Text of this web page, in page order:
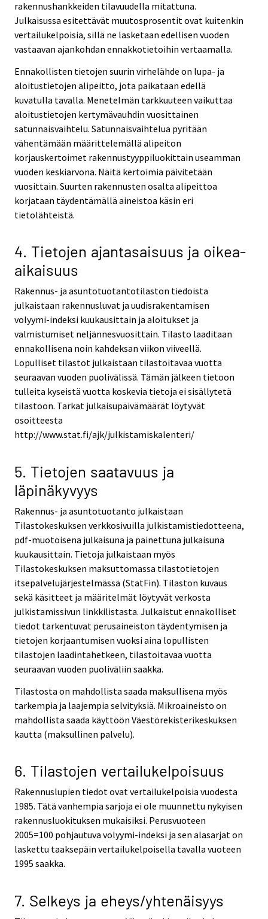
rakennushankkeiden tilavuudella mitattuna.
Julkaisussa esitettävät muutosprosentit ovat kuitenkin
vertailukelpoisia, sillä ne lasketaan edellisen vuoden
vastaavan ajankohdan ennakkotietoihin vertaamalla.
Ennakollisten tietojen suurin virhelähde on lupa- ja
aloitustietojen alipeitto, jota paikataan edellä
kuvatulla tavalla. Menetelmän tarkkuuteen vaikuttaa
aloitustietojen kertymävauhdin vuosittainen
satunnaisvaihtelu. Satunnaisvaihtelua pyritään
vähentämään määrittelemällä alipeiton
korjauskertoimet rakennustyyppiluokittain useamman
vuoden keskiarvona. Näitä kertoimia päivitetään
vuosittain. Suurten rakennusten osalta alipeittoa
korjataan täydentämällä aineistoa käsin eri
tietolähteistä.
4. Tietojen ajantasaisuus ja oikea-
aikaisuus
Rakennus- ja asuntotuotantotilaston tiedoista
julkaistaan rakennusluvat ja uudisrakentamisen
volyymi-indeksi kuukausittain ja aloitukset ja
valmistumiset neljännesvuosittain. Tilasto laaditaan
ennakollisena noin kahdeksan viikon viiveellä.
Lopulliset tilastot julkaistaan tilastoitavaa vuotta
seuraavan vuoden puolivälissä. Tämän jälkeen tietoon
tulleita kyseistä vuotta koskevia tietoja ei sisällytetä
tilastoon. Tarkat julkaisupäivämäärät löytyvät
osoitteesta
http://www.stat.fi/ajk/julkistamiskalenteri/
5. Tietojen saatavuus ja
läpinäkyvyys
Rakennus- ja asuntotuotanto julkaistaan
Tilastokeskuksen verkkosivuilla julkistamistiedotteena,
pdf-muotoisena julkaisuna ja painettuna julkaisuna
kuukausittain. Tietoja julkaistaan myös
Tilastokeskuksen maksuttomassa tilastotietojen
itsepalvelujärjestelmässä (StatFin). Tilaston kuvaus
sekä käsitteet ja määritelmät löytyvät verkosta
julkistamissivun linkkilistasta. Julkaistut ennakolliset
tiedot tarkentuvat perusaineiston täydentymisen ja
tietojen korjaantumisen vuoksi aina lopullisten
tilastojen laadintahetkeen, tilastoitavaa vuotta
seuraavan vuoden puoliväliin saakka.
Tilastosta on mahdollista saada maksullisena myös
tarkempia ja laajempia selvityksiä. Mikroaineisto on
mahdollista saada käyttöön Väestörekisterikeskuksen
kautta (maksullinen palvelu).
6. Tilastojen vertailukelpoisuus
Rakennuslupien tiedot ovat vertailukelpoisia vuodesta
1985. Tätä vanhempia sarjoja ei ole muunnettu nykyisen
rakennusluokituksen mukaisiksi. Perusvuoteen
2005=100 pohjautuva volyymi-indeksi ja sen alasarjat on
laskettu taaksepäin vertailukelpoisella tavalla vuoteen
1995 saakka.
7. Selkeys ja eheys/yhtenäisyys